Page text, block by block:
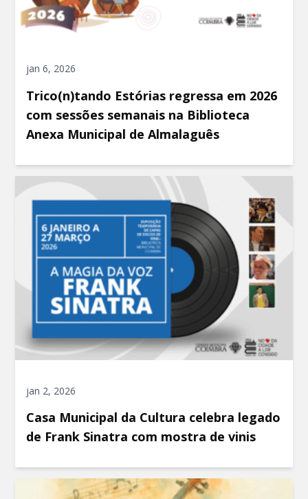
jan 6, 2026
Trico(n)tando Estórias regressa em 2026
com sessões semanais na Biblioteca
Anexa Municipal de Almalaguês
jan 2, 2026
Casa Municipal da Cultura celebra legado
de Frank Sinatra com mostra de vinis